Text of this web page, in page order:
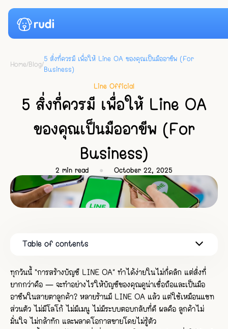
Case Studies
Pricing
Blog
Docs
Login
Start for Free
Home/Blog/5 สิ่งที่ควรมี เพื่อให้ Line OA ของคุณเป็นมืออาขีพ (For
Business)
Line Official
5 สิ่งที่ควรมี เพื่อให้ Line OA
ของคุณเป็นมืออาขีพ (For
Business)
2 min read ● October 22, 2025
Table of contents
ทุกวันนี้ “การสร้างบัญชี LINE OA” ทำได้ง่ายในไม่กี่คลิก แต่สิ่งที่
ยากกว่าคือ — จะทำอย่างไรให้บัญชีของคุณดูน่าเชื่อถือและเป็นมือ
อาชีพในสายตาลูกค้า? หลายร้านมี LINE OA แล้ว แต่ใช้เหมือนแชท
ส่วนตัว ไม่มีโลโก้ ไม่มีเมนู ไม่มีระบบตอบกลับที่ดี ผลคือ ลูกค้าไม่
มั่นใจ ไม่กล้าทัก และพลาดโอกาสขายโดยไม่รู้ตัว